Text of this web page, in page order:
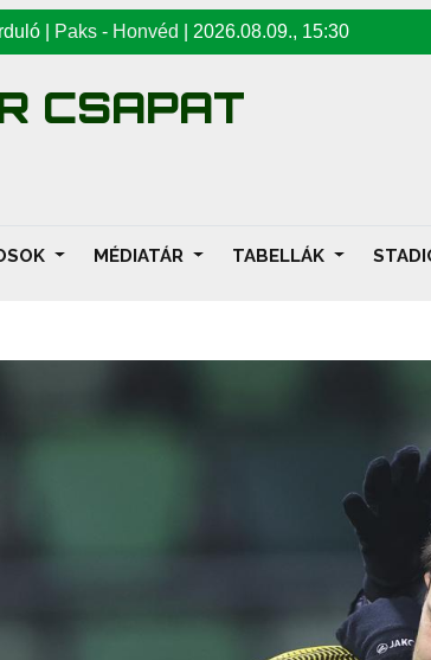
| Paks - Honvéd 2026.08.09., 15:30
CSAPAT
MÉDIATÁR TABELLÁK